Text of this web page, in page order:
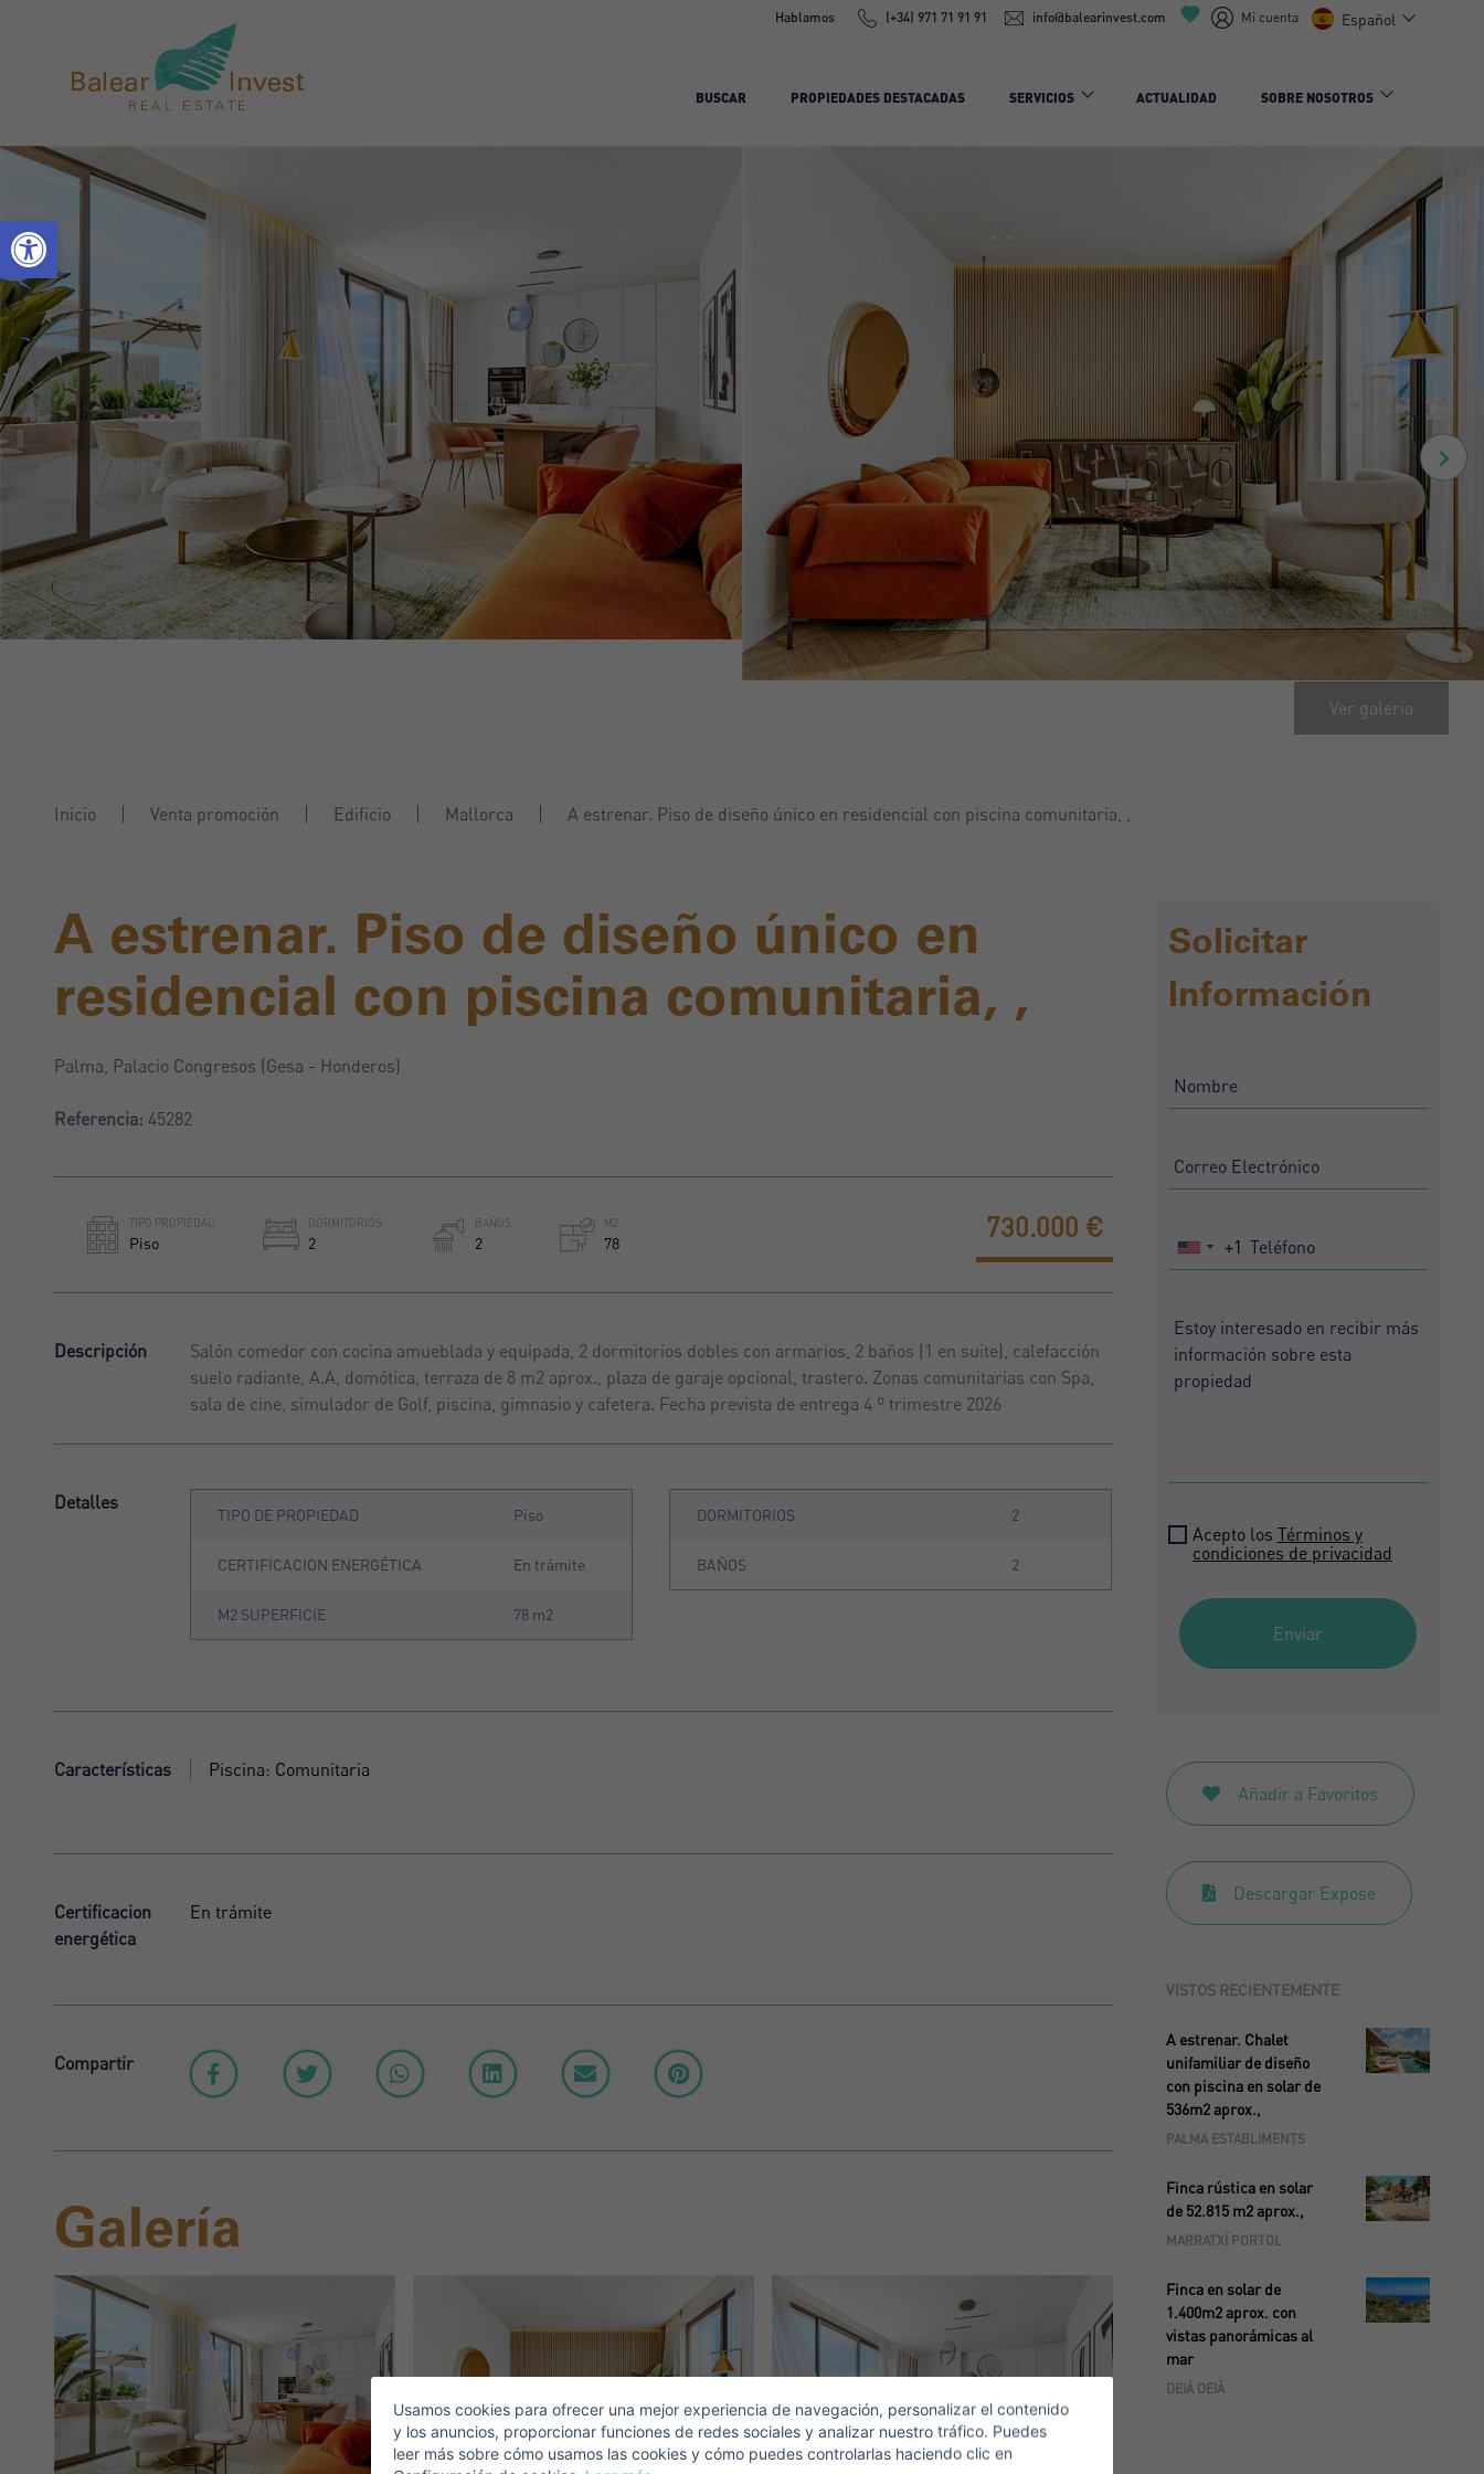
Hablamos (+34) 971 71 91 91 info@balearinvest.com Mi cuenta Español
BUSCAR PROPIEDADES DESTACADAS SERVICIOS ACTUALIDAD SOBRE NOSOTROS
Ver galeria
Inicio Venta promoción Edificio Mallorca A estrenar. Piso de diseño único en residencial con piscina comunitaria, ,
A estrenar. Piso de diseño único en
residencial con piscina comunitaria, ,
Palma, Palacio Congresos (Gesa - Honderos)
Referencia: 45282
TIPO PROPIEDAD
Piso
DORMITORIOS
2
BAÑOS
2
M2
78
730.000 €
Descripción
Salón comedor con cocina amueblada y equipada, 2 dormitorios dobles con armarios, 2 baños (1 en suite), calefacción
suelo radiante, A.A, domótica, terraza de 8 m2 aprox., plaza de garaje opcional, trastero. Zonas comunitarias con Spa,
sala de cine, simulador de Golf, piscina, gimnasio y cafetera. Fecha prevista de entrega 4 º trimestre 2026
Detalles
TIPO DE PROPIEDAD Piso
CERTIFICACION ENERGÉTICA En trámite
M2 SUPERFICIE 78 m2
DORMITORIOS 2
BAÑOS 2
Características Piscina: Comunitaria
Certificacion
energética
En trámite
Compartir
Galería
Solicitar
Información
United
+1
Acepto los Términos y
condiciones de privacidad
Enviar
Añadir a Favoritos
Descargar Expose
VISTOS RECIENTEMENTE
A estrenar. Chalet
unifamiliar de diseño
con piscina en solar de
536m2 aprox.,
PALMA ESTABLIMENTS
Finca rústica en solar
de 52.815 m2 aprox.,
MARRATXÍ PORTOL
Finca en solar de
1.400m2 aprox. con
vistas panorámicas al
mar
DEIÁ DEIÀ
Correo Electrónico*
United
States
+1
Usamos cookies para ofrecer una mejor experiencia de navegación, personalizar el contenido
y los anuncios, proporcionar funciones de redes sociales y analizar nuestro tráfico. Puedes
leer más sobre cómo usamos las cookies y cómo puedes controlarlas haciendo clic en